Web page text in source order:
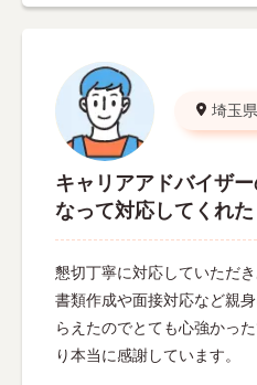
埼玉県
キャリアアドバイザ
なって対応してくれた
懇切丁寧に対応していただ
書類作成や面接対応など親
らえたのでとても心強かっ
り本当に感謝しています。